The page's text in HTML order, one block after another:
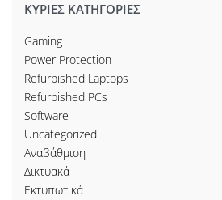
ΚΥΡΙΕΣ ΚΑΤΗΓΟΡΙΕΣ
Gaming
Power Protection
Refurbished Laptops
Refurbished PCs
Software
Uncategorized
Αναβάθμιση
Δικτυακά
Εκτυπωτικά